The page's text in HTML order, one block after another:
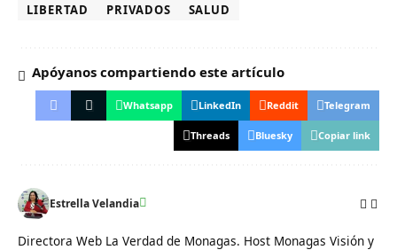
LIBERTAD
PRIVADOS SALUD
Apóyanos compartiendo este artículo
Whatsapp LinkedIn Reddit Telegram
Threads Bluesky Copiar link
Estrella Velandia
Directora Web La Verdad de Monagas. Host Monagas Visión y